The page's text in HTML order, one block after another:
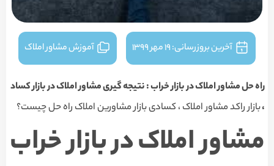
آخرین بروزرسانی:۱۹ مهر ۱۳۹۹ آموزش مشاور املاک
راه حل مشاور املاک در بازار خراب : نتیجه گیری مشاور املاک در بازار کساد
،بازار راکد مشاور املاک ، کسادی بازار مشاورین املاک راه حل چیست؟
مشاور املاک در بازار خراب